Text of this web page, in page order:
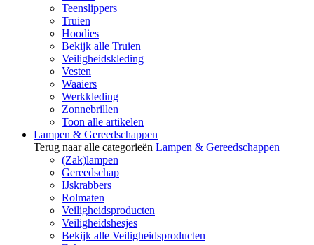
Teenslippers
Truien
Hoodies
Bekijk alle Truien
Veiligheidskleding
Vesten
Waaiers
Werkkleding
Zonnebrillen
Toon alle artikelen
Lampen & Gereedschappen
Terug naar alle categorieën Lampen & Gereedschappen
(Zak)lampen
Gereedschap
IJskrabbers
Rolmaten
Veiligheidsproducten
Veiligheidshesjes
Bekijk alle Veiligheidsproducten